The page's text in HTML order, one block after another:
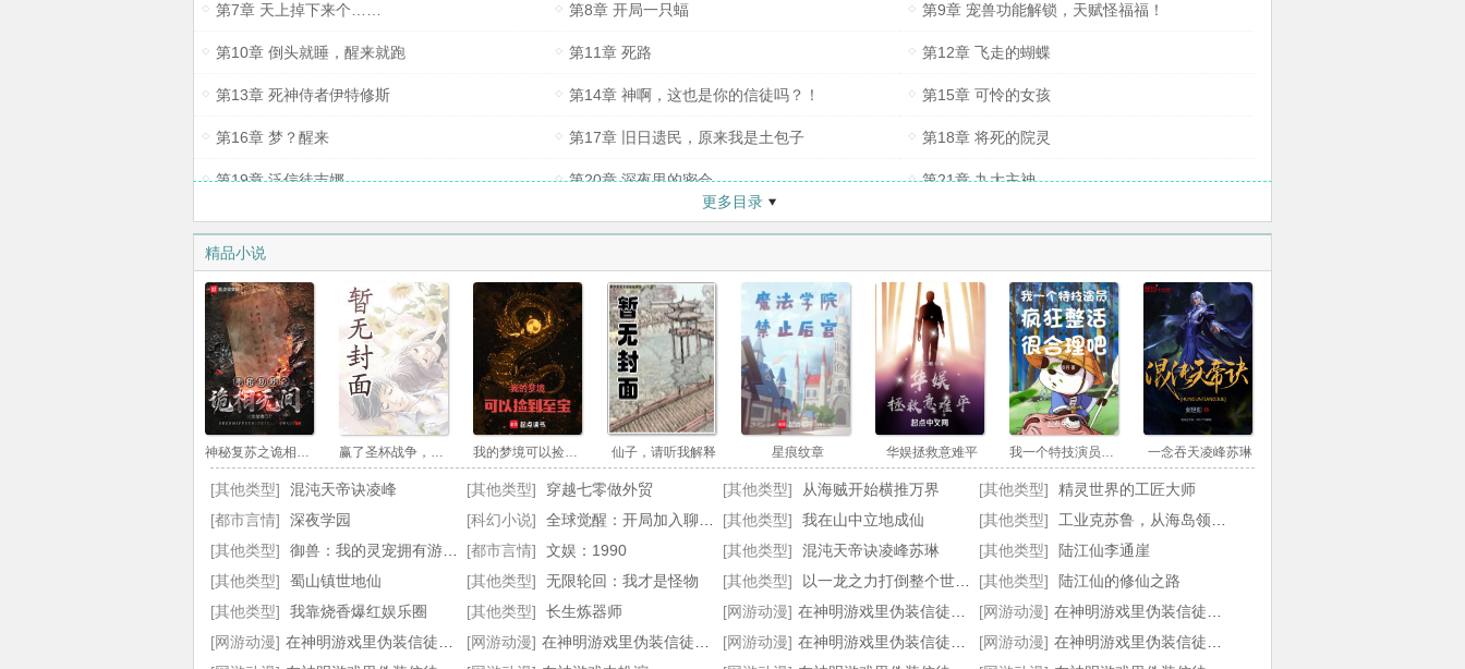
第7章 天上掉下来个…… 第8章 开局一只蝠 第9章 宠兽功能解锁，天赋怪福福！
第10章 倒头就睡，醒来就跑 第11章 死路 第12章 飞走的蝴蝶
第13章 死神侍者伊特修斯 第14章 神啊，这也是你的信徒吗？！ 第15章 可怜的女孩
第16章 梦？醒来 第17章 旧日遗民，原来我是土包子 第18章 将死的院灵
第19章 泛信徒吉娜 第20章 深夜里的密会 第21章 九大主神
第22章 超凡仪式，新的客人 第23章 打探消息 第24章 赤龙，真言！
第25章 圣女海瑟薇
第28章 赢家，谁输了？ 第29章 超凡谎言，伟大的吾主 第30章 艾玛和吉娜
第31章 地牢 第32章 吉娜的复仇 第33章 汉科？比尔斯·布朗
第34章 慈生父神教，诚邀您享受这丰盛的晚宴 第35章 游戏bug 第36章 渎神！反祭祀
第37章 腐烂的羊头 第38章 直面古神 第39章 如果有那一天
第43章 事后调查 第44章 神殿来信，调查结果，【命运】的安排 第45章 快速结束的问话
第46章 试探，暗中合作 第47章 论学分的重要性 第48章 世界之心，保护名
第49章 你的面板已更新，三大天赋技能 第50章 副作用【渴血】 第51章 选择
第52章 总结，想念管家团团的一天 第53章 救我，我的孩子 第54章 来拖地的失败魔术家【恐魔】
更多目录
精品小说
神秘复苏之诡相无间 赢了圣杯战争，结果这是虚树宇宙 我的梦境可以捡到至宝 仙子，请听我解释 星痕纹章 华娱拯救意难平 我一个特技演员疯狂整活很合理吧 一念吞天凌峰苏琳
[其他类型] 混沌天帝诀凌峰 [其他类型] 穿越七零做外贸 [其他类型] 从海贼开始横推万界 [其他类型]
精灵世界的工匠大师
[都市言情]
深夜学园 [科幻小说] 全球觉醒：开局加入聊天群 [其他类型] 我在山中立地成仙 [其他类型]
工业克苏鲁，从海岛领主开始
[其他类型]
御兽：我的灵宠拥有游戏面板 [都市言情] 文娱：1990 [其他类型] 混沌天帝诀凌峰苏琳 [其他类型]
陆江仙李通崖
[其他类型]
蜀山镇世地仙 [其他类型] 无限轮回：我才是怪物 [其他类型] 以一龙之力打倒整个世界！ [其他类型]
陆江仙的修仙之路
[其他类型]
我靠烧香爆红娱乐圈 [其他类型] 长生炼器师 [网游动漫] 在神明游戏里伪装信徒后我成神了全本阅读 [网游动漫] 在神明游戏里伪装信徒后我成神了最新章节
[网游动漫] 在神明游戏里伪装信徒后我成神了全文 [网游动漫] 在神明游戏里伪装信徒后我成神了最新更新 [网游动漫] 在神明游戏里伪装信徒后我成神了无错小说 [网游动漫] 在神明游戏里伪装信徒后我成神了By席地而睡